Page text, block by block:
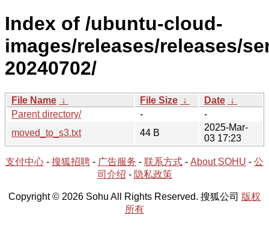
Index of /ubuntu-cloud-
images/releases/releases/
20240702/
File Name ↓ File Size ↓ Date ↓
Parent directory/
-
-
moved_to_s3.txt
44 B
2025-Mar-
03 17:23
支付中心 - 搜狐招聘 - 广告服务 - 联系方式 - About SOHU - 公
司介绍 - 隐私政策
Copyright © 2026 Sohu All Rights Reserved. 搜狐公司 版权
所有